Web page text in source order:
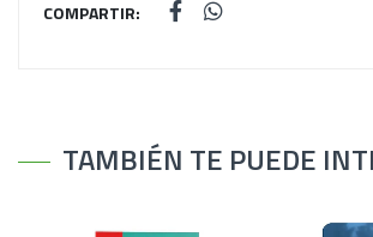
COMPARTIR:
TAMBIÉN TE PUEDE